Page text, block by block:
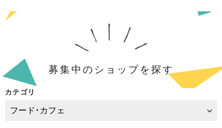
募集中のショップを探す
カテゴリ